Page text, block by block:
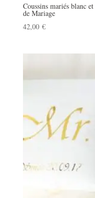
Coussins mariés blanc
de Mariage
42,00 €